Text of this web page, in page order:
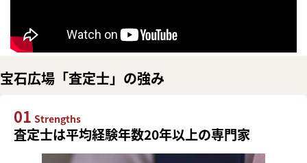
宝石広場「査定士」の強み
01 Strengths
査定士は平均経験年数20年以上の専門家